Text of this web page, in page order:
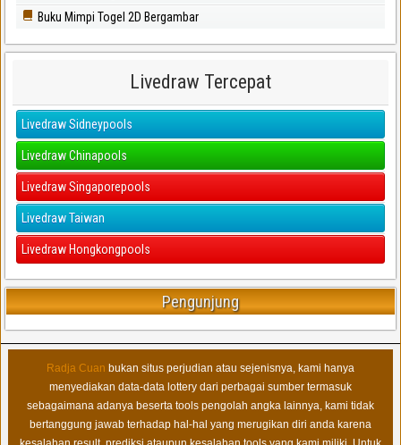
Buku Mimpi Togel 2D Bergambar
Livedraw Tercepat
Livedraw Sidneypools
Livedraw Chinapools
Livedraw Singaporepools
Livedraw Taiwan
Livedraw Hongkongpools
Pengunjung
Radja Cuan bukan situs perjudian atau sejenisnya, kami hanya
menyediakan data-data lottery dari perbagai sumber termasuk
sebagaimana adanya beserta tools pengolah angka lainnya, kami tidak
bertanggung jawab terhadap hal-hal yang merugikan diri anda karena